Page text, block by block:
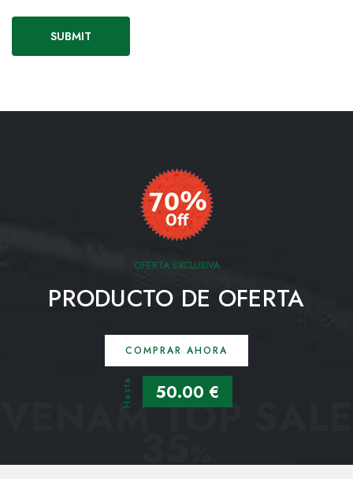
OFERTA EXCLUSIVA
PRODUCTO DE OFERTA
COMPRAR AHORA
Hasta 50.00 €
VENAM TOP SALE
35